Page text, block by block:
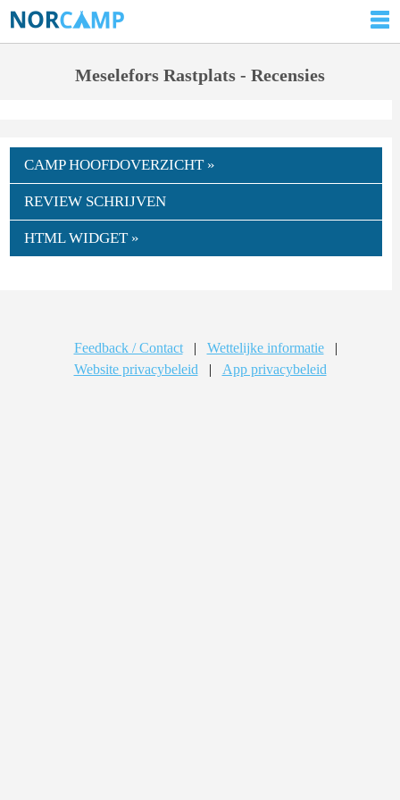
Meselefors Rastplats - Recensies
CAMP HOOFDOVERZICHT »
REVIEW SCHRIJVEN
HTML WIDGET »
Feedback / Contact | Wettelijke informatie
|
Website privacybeleid
| App privacybeleid